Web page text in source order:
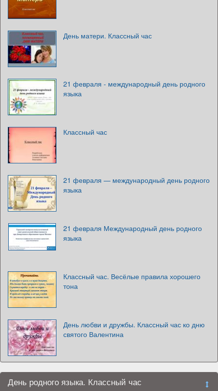
День матери. Классный час
21 февраля - международный день родного
языка
Классный час
21 февраля — международный день родного
языка
21 февраля Международный день родного
языка
Классный час. Весёлые правила хорошего
тона
День любви и дружбы. Классный час ко дню
святого Валентина
День родного языка. Классный час